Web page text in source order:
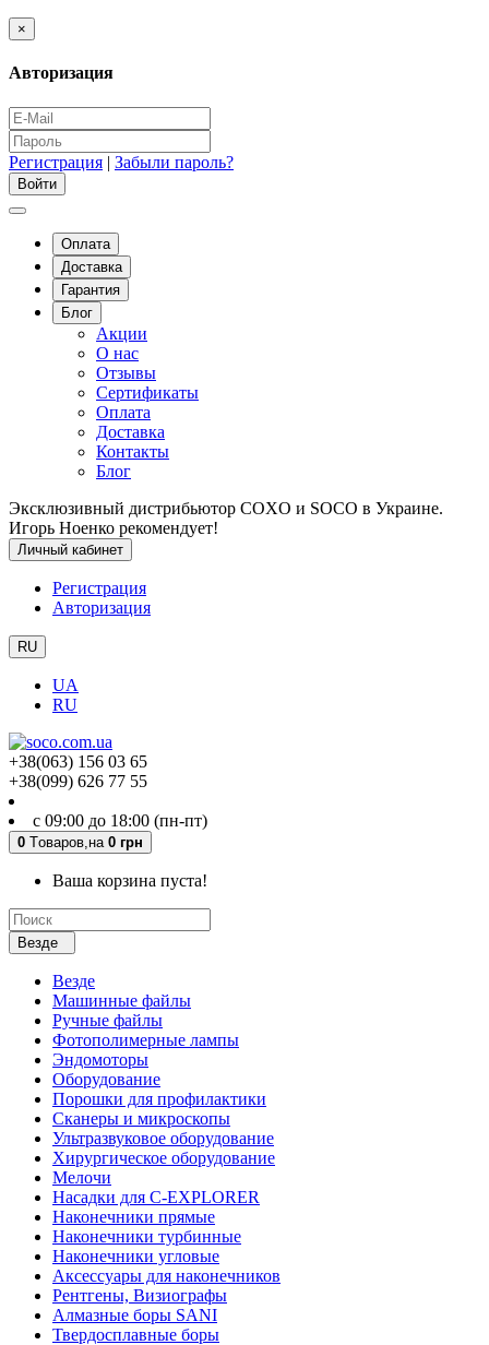
×
Авторизация
Регистрация | Забыли пароль?
Оплата
Доставка
Гарантия
Блог
Акции
О нас
Отзывы
Сертификаты
Оплата
Доставка
Контакты
Блог
Эксклюзивный дистрибьютор COXO и SOCO в Украине.
Игорь Ноенко рекомендует!
Личный кабинет
Регистрация
Авторизация
RU
UA
RU
+38(063) 156 03 65
+38(099) 626 77 55
с 09:00 до 18:00 (пн-пт)
0 Tоваров, на 0 грн
Ваша корзина пуста!
Везде
Везде
Машинные файлы
Ручные файлы
Фотополимерные лампы
Эндомоторы
Оборудование
Порошки для профилактики
Сканеры и микроскопы
Ультразвуковое оборудование
Хирургическое оборудование
Мелочи
Насадки для C-EXPLORER
Наконечники прямые
Наконечники турбинные
Наконечники угловые
Аксессуары для наконечников
Рентгены, Визиографы
Алмазные боры SANI
Твердосплавные боры